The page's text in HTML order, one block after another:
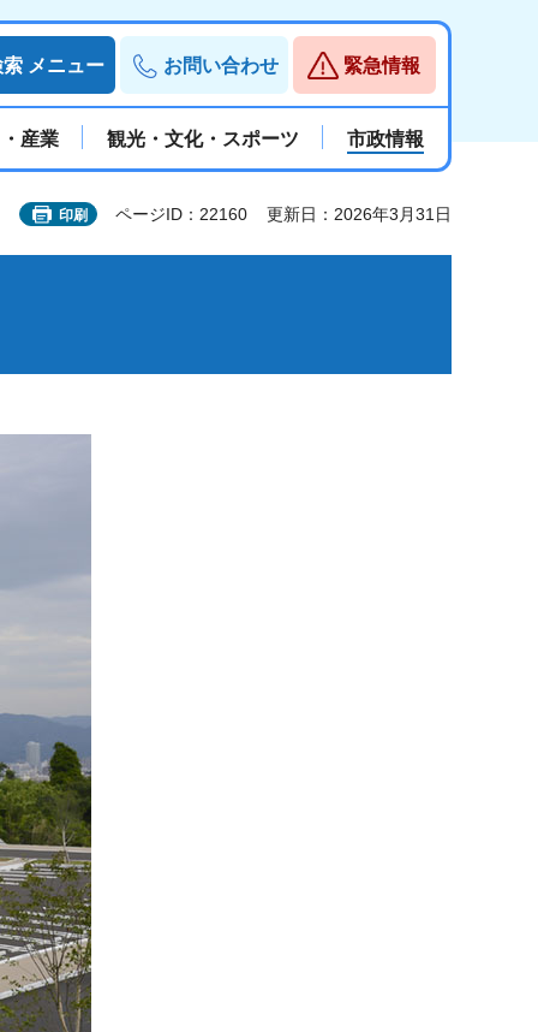
索 メニュー お問い合わせ 緊急情報
産業 観光・文化・スポーツ 市政情報
印刷 ページID：22160 更新日：2026年3月31日